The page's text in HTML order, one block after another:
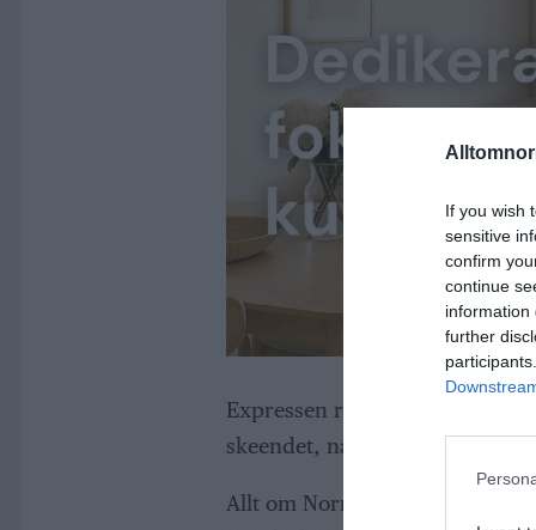
If you wish
sensitive
confirm
continue
information
further
Expressen rapporterar
skeendet, något som i så fall
Allt om Norrtälje har även tagit